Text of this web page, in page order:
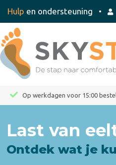
Hulp en ondersteuning •
Op werkdagen voor 15:00
Last van
Ontdek wat je